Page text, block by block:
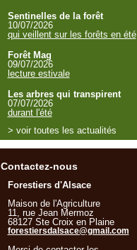
Sentinelles de la forêt
10/07/2026
qui veillent sur les forêts en été
Forêt Mag
09/07/2026
lecture estivale
Les arbres qui transpirent
07/07/2026
durant l'été
> voir toutes les actualités
Contactez-nous
Forestiers d'Alsace
Maison de l'Agriculture
11, rue Jean Mermoz
68127 Ste Croix en Plaine
forestiersdalsace@gmail.com